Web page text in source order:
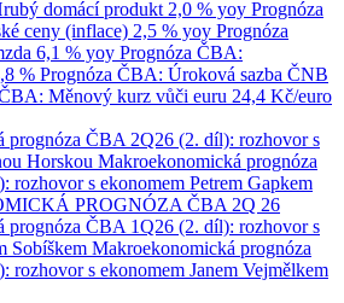
domácí produkt 2,0 % yoy Prognóza
ceny (inflace) 2,5 % yoy Prognóza
6,1 % yoy Prognóza ČBA:
% Prognóza ČBA: Úroková sazba ČNB
Měnový kurz vůči euru 24,4 Kč/euro
prognóza ČBA 2Q26 (2. díl): rozhovor s
Horskou Makroekonomická prognóza
rozhovor s ekonomem Petrem Gapkem
PROGNÓZA ČBA 2Q 26
prognóza ČBA 1Q26 (2. díl): rozhovor s
Sobíškem Makroekonomická prognóza
rozhovor s ekonomem Janem Vejmělkem